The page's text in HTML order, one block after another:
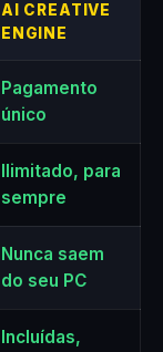
AI CREATIVE
ENGINE
Pagamento
único
Ilimitado, para
sempre
Nunca saem
do seu PC
Incluídas,